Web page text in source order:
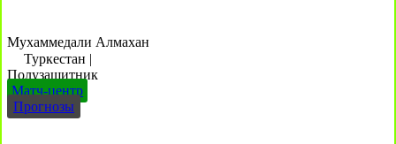
Мухаммедали Алмахан
Туркестан |
Полузащитник
Матч-центр
Прогнозы